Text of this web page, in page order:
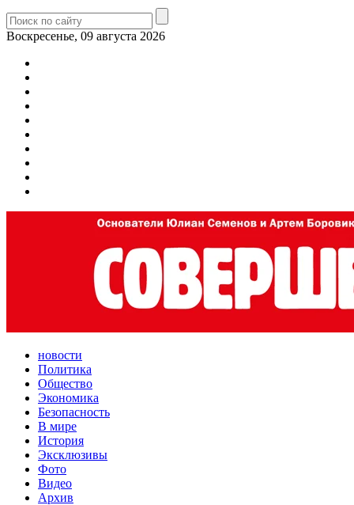
Воскресенье, 09 августа 2026
новости
Политика
Общество
Экономика
Безопасность
В мире
История
Эксклюзивы
Фото
Видео
Архив